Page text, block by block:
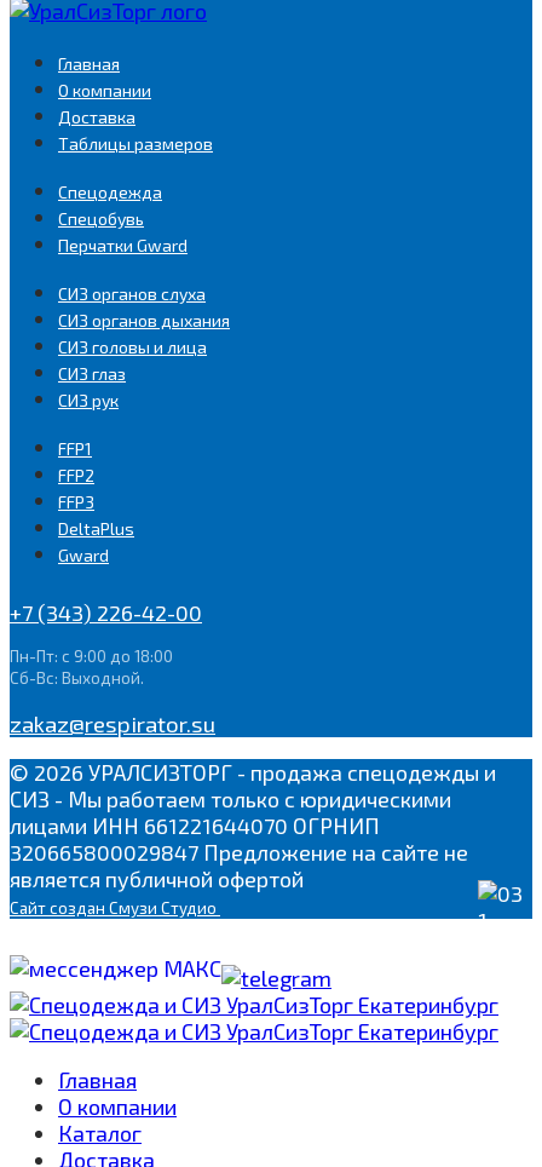
Главная
О компании
Доставка
Таблицы размеров
Спецодежда
Спецобувь
Перчатки Gward
СИЗ органов слуха
СИЗ органов дыхания
СИЗ головы и лица
СИЗ глаз
СИЗ рук
FFP1
FFP2
FFP3
DeltaPlus
Gward
+7 (343) 226-42-00
Пн-Пт: с 9:00 до 18:00
Сб-Вс: Выходной.
zakaz@respirator.su
© 2026 УРАЛСИЗТОРГ - продажа спецодежды и
СИЗ - Мы работаем только с юридическими
лицами ИНН 661221644070 ОГРНИП
320665800029847 Предложение на сайте не
является публичной офертой
Сайтсоздан Смузи Студио
Главная
О компании
Каталог
Доставка